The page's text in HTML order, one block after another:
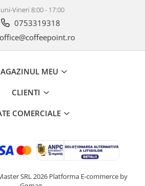
Vineri 8:00 - 17:00
0753319318
office@coffeepoint.ro
MEU
CLIENTI
COMERCIALE
SRL 2026 Platforma E-commerce by